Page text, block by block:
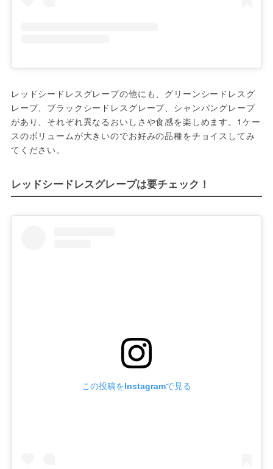
レッドシードレスグレープの他にも、グリーンシードレスグ
レープ、ブラックシードレスグレープ、シャンパングレープ
があり、それぞれ異なるおいしさや食感を楽しめます。1ケー
スのボリュームが大きいのでお好みの品種をチョイスしてみ
てください。
レッドシードレスグレープは要チェック！
この投稿をInstagramで見る